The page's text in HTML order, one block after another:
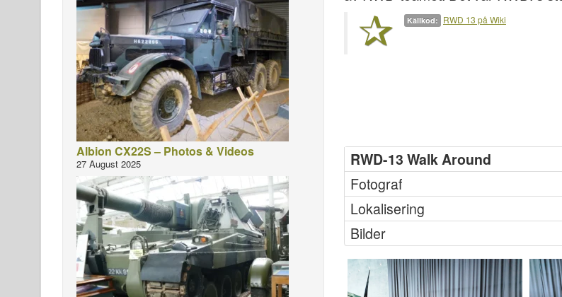
Källkod: RWD 13 på Wiki
RWD-13 Walk Around
Fotograf
Lokalisering
Bilder
Albion CX22S – Photos & Videos
27 August 2025